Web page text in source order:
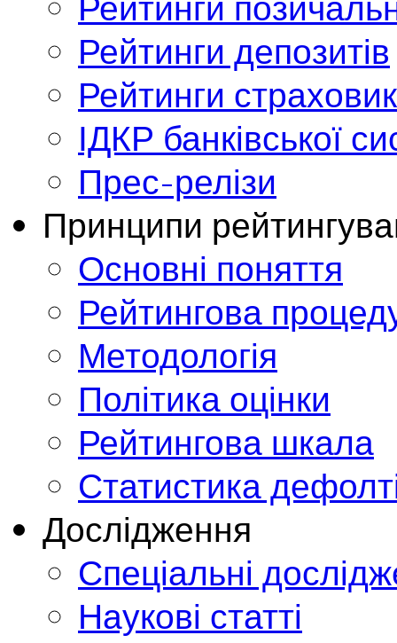
Рейтинги депозитів
Рейтинги
ІДКР банківської
Прес-релізи
Принципи
Основні поняття
Рейтингова
Методологія
Політика оцінки
Рейтингова шкала
Статистика
Дослідження
Спеціальні
Наукові статті